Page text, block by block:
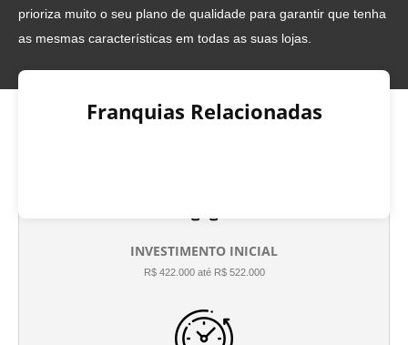
prioriza muito o seu plano de qualidade para garantir que tenha
as mesmas características em todas as suas lojas.
Franquias Relacionadas
INVESTIMENTO INICIAL
R$ 422.000 até R$ 522.000